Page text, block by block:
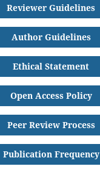
Reviewer Guidelines
Author Guidelines
Ethical Statement
Open Access Policy
Peer Review Process
Publication Frequency